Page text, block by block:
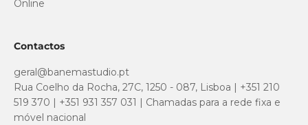
Online
Contactos
geral@banemastudio.pt
Rua Coelho da Rocha, 27C, 1250 - 087, Lisboa | +351 210
519 370 | +351 931 357 031 | Chamadas para a rede fixa e
móvel nacional